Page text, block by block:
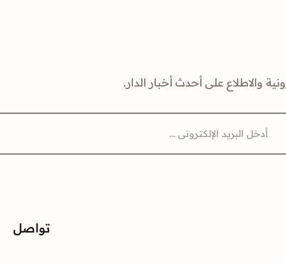
والاطلاع على أحدث أخبار الدار.
تواصل